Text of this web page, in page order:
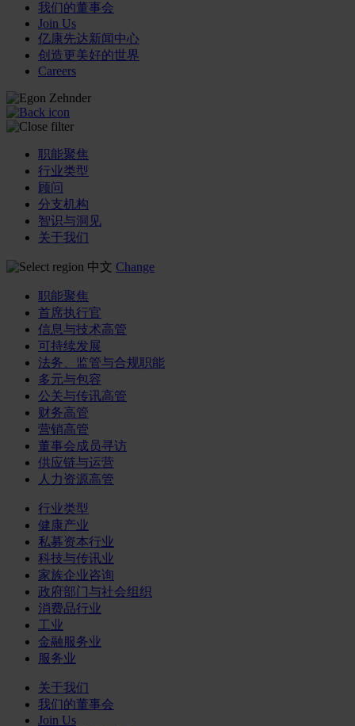
我们的董事会
Join Us
亿康先达新闻中心
创造更美好的世界
Careers
职能聚焦
行业类型
顾问
分支机构
智识与洞见
关于我们
中文 Change
职能聚焦
首席执行官
信息与技术高管
可持续发展
法务、监管与合规职能
多元与包容
公关与传讯高管
财务高管
营销高管
董事会成员寻访
供应链与运营
人力资源高管
行业类型
健康产业
私募资本行业
科技与传讯业
家族企业咨询
政府部门与社会组织
消费品行业
工业
金融服务业
服务业
关于我们
我们的董事会
Join Us